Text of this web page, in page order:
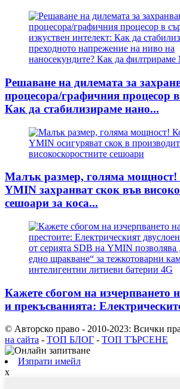
Решаване на дилемата за
процесора/графичния процесор
Как да стабилизираме нано...
Малък размер, голяма мощност!
YMIN захранват скок във
сешоари за коса...
Кажете сбогом на изчерпването
и прекъсванията:
© Авторско право - 2010-2023: Всички
на сайта - ТОП БЛОГ - ТОП ТЪРСЕНЕ
Изпрати имейл
x